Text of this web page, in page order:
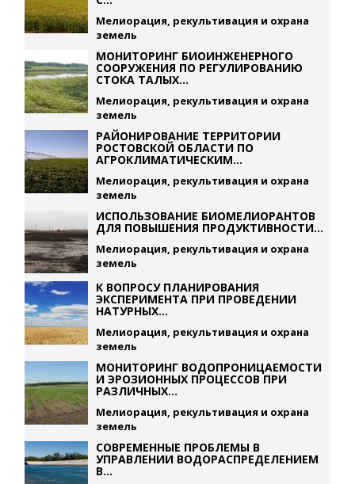
Мелиорация, рекультивация и охрана
земель
МОНИТОРИНГ БИОИНЖЕНЕРНОГО
СООРУЖЕНИЯ ПО РЕГУЛИРОВАНИЮ
СТОКА ТАЛЫХ...
Мелиорация, рекультивация и охрана
земель
РАЙОНИРОВАНИЕ ТЕРРИТОРИИ
РОСТОВСКОЙ ОБЛАСТИ ПО
АГРОКЛИМАТИЧЕСКИМ...
Мелиорация, рекультивация и охрана
земель
ИСПОЛЬЗОВАНИЕ БИОМЕЛИОРАНТОВ
ДЛЯ ПОВЫШЕНИЯ ПРОДУКТИВНОСТИ...
Мелиорация, рекультивация и охрана
земель
К ВОПРОСУ ПЛАНИРОВАНИЯ
ЭКСПЕРИМЕНТА ПРИ ПРОВЕДЕНИИ
НАТУРНЫХ...
Мелиорация, рекультивация и охрана
земель
МОНИТОРИНГ ВОДОПРОНИЦАЕМОСТИ
И ЭРОЗИОННЫХ ПРОЦЕССОВ ПРИ
РАЗЛИЧНЫХ...
Мелиорация, рекультивация и охрана
земель
СОВРЕМЕННЫЕ ПРОБЛЕМЫ В
УПРАВЛЕНИИ ВОДОРАСПРЕДЕЛЕНИЕМ
В...